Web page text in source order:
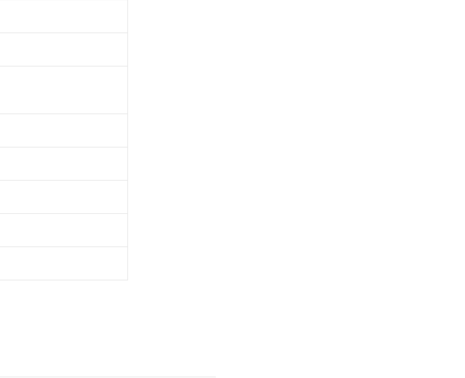
。
ら、特段のことがない限り、2022年1月12日よ